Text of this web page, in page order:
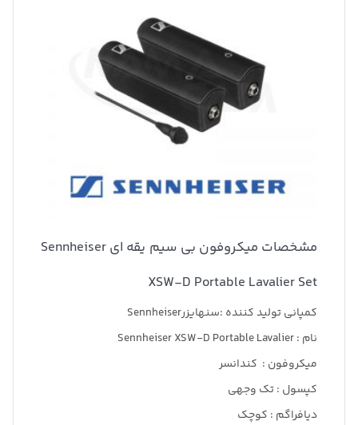
مشخصات میکروفون بی سیم یقه ای Sennheiser
XSW-D Portable Lavalier Set
کمپانی تولید کننده :سنهایزرSennheiser
نام : Sennheiser XSW-D Portable Lavalier
میکروفون : کندانسر
کپسول : تک وجهی
دیافراگم : کوچک